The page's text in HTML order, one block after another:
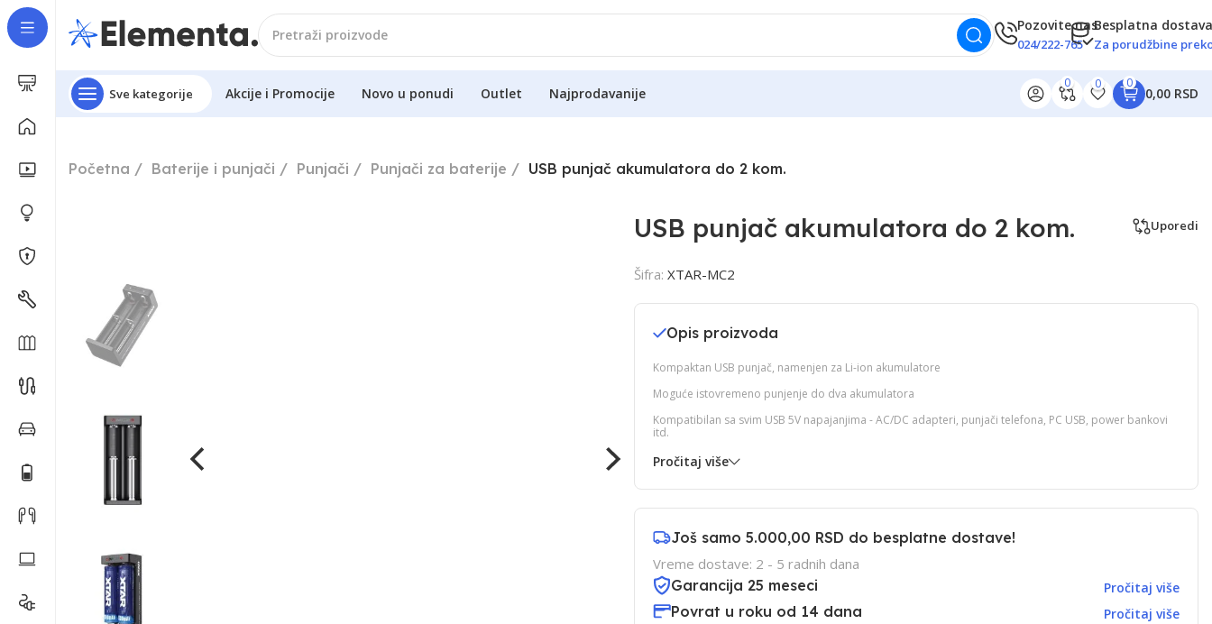
Pozovite nas
024/222-765
Besplatna
Za porudžbine
Sve kategorije Akcije i Promocije Novo u ponudi Outlet Najprodavanije
0 0 0
0,00 RSD
Početna Baterije i punjači Punjači Punjači za baterije USB punjač akumulatora do 2 kom.
USB punjač akumulatora do 2 kom. Uporedi
Šifra: XTAR-MC2
Opis proizvoda
Kompaktan USB punjač, namenjen za Li-ion akumulatore
Moguće istovremeno punjenje do dva akumulatora
Kompatibilan sa svim USB 5V napajanjima - AC/DC adapteri, punjači telefona, PC USB, power bankovi
itd.
Pročitaj više
Još samo 5.000,00 RSD do besplatne dostave!
Vreme dostave: 2 - 5 radnih dana
Garancija 25 meseci
Pročitaj više
Povrat u roku od 14 dana Pročitaj više